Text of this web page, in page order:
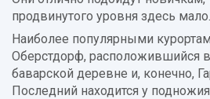
продвинутого уровня здесь мало.
Наиболее популярными
Оберстдорф, расположившийся
баварской деревне и, конечно,
Последний находится у